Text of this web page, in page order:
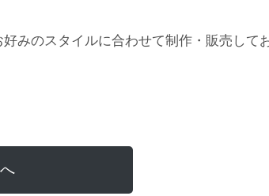
みのスタイルに合わせて制作・販売して